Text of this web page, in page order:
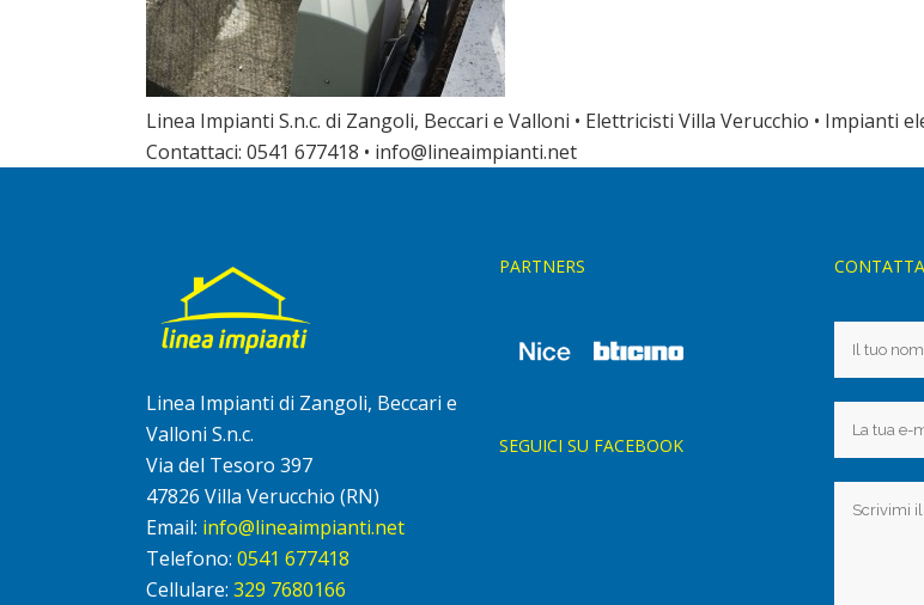
Linea Impianti S.n.c. di Zangoli, Beccari e Valloni • Elettricisti Villa Verucchio •
Contattaci: 0541 677418 • info@lineaimpianti.net
Linea Impianti di Zangoli, Beccari e
Valloni S.n.c.
Via del Tesoro 397
47826 Villa Verucchio (RN)
Email: info@lineaimpianti.net
Telefono: 0541 677418
Cellulare: 329 7680166
PARTNERS
SEGUICI SU FACEBOOK